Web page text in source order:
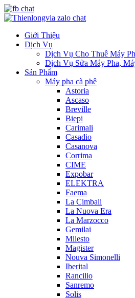
Giới Thiệu
Dịch Vụ
Dịch Vụ Cho Thuê Máy
Dịch Vụ Sửa Máy Pha,
Sản Phẩm
Máy pha cà phê
Astoria
Ascaso
Breville
Biepi
Carimali
Casadio
Casanova
Corrima
CIME
Expobar
ELEKTRA
Faema
La Cimbali
La Nuova Era
La Marzocco
Gemilai
Milesto
Magister
Nouva Simonelli
Iberital
Rancilio
Sanremo
Solis